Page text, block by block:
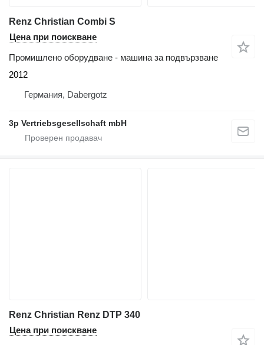
Renz Christian Combi S
Цена при поискване
Промишлено оборудване - машина за подвързване
2012
Германия, Dabergotz
3p Vertriebsgesellschaft mbH
Renz Christian Renz DTP 340
Цена при поискване